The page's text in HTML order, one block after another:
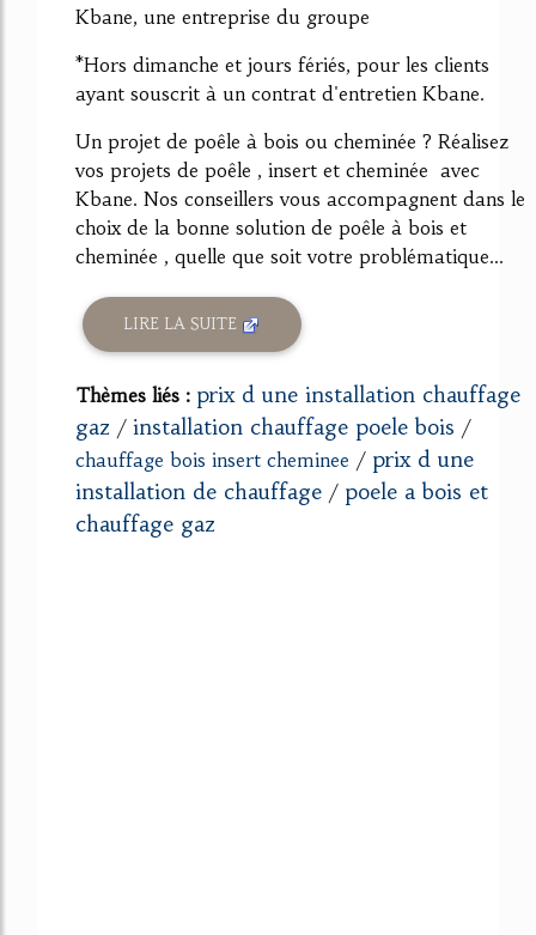
Kbane, une entreprise du groupe
*Hors dimanche et jours fériés, pour les clients
ayant souscrit à un contrat d'entretien Kbane.
Un projet de poêle à bois ou cheminée ? Réalisez
vos projets de poêle , insert et cheminée avec
Kbane. Nos conseillers vous accompagnent dans le
choix de la bonne solution de poêle à bois et
cheminée , quelle que soit votre problématique...
LIRE LA SUITE
Thèmes liés : prix d une installation chauffage
gaz / installation chauffage poele bois /
chauffage bois insert cheminee / prix d une
installation de chauffage / poele a bois et
chauffage gaz